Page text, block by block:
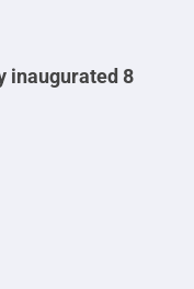
inaugurated 8